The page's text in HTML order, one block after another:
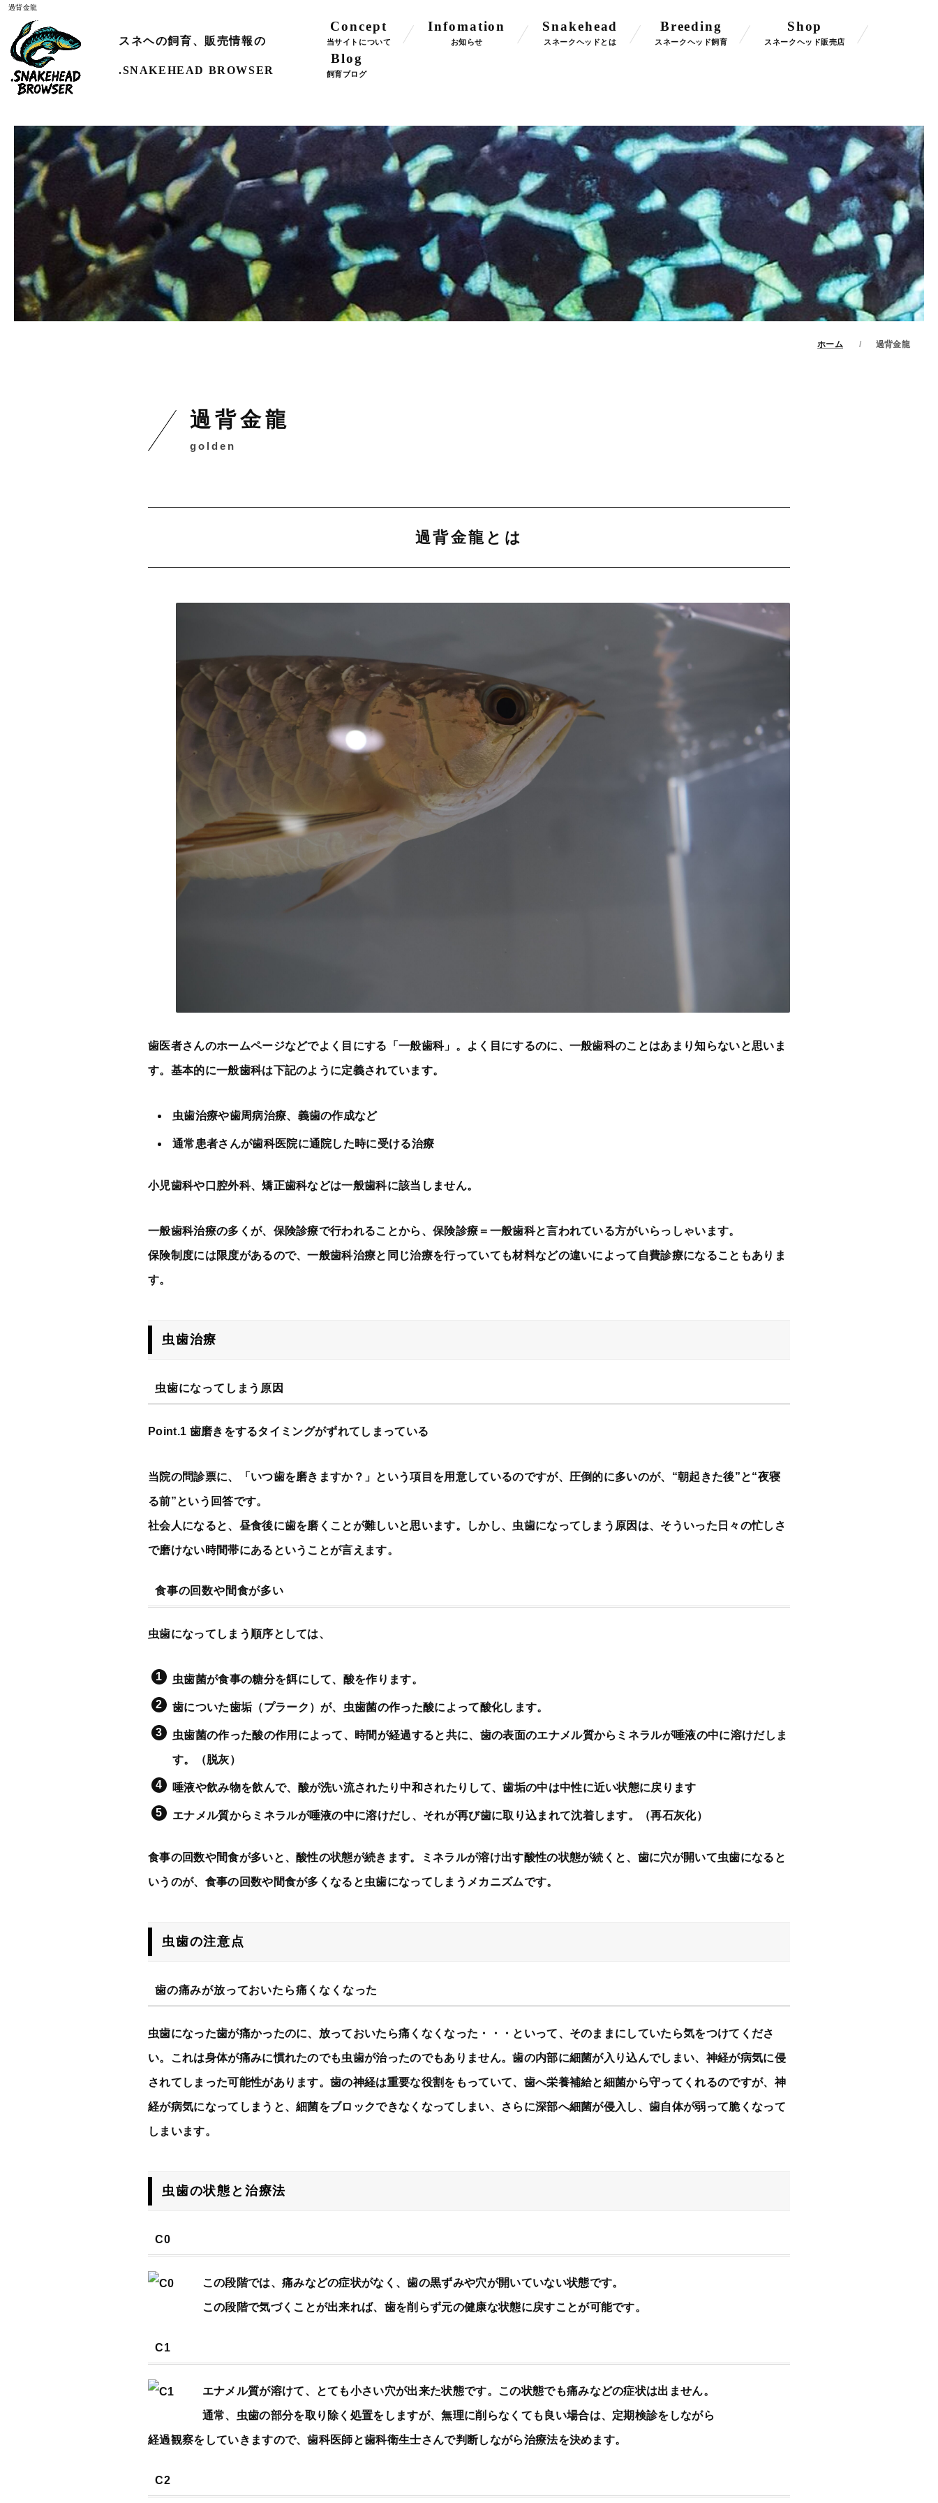
スネヘの飼育、販売情報の
.SNAKEHEAD BROWSER
Concept
当サイトについて
Infomation
お知らせ
Snakehead
スネークヘッドとは
Breeding
スネークヘッド飼育
Shop
スネークヘッド販売店
Blog
飼育ブログ
過背金龍
ホーム 過背金龍
過背金龍
golden
過背金龍とは
歯医者さんのホームページなどでよく目にする「一般歯科」。よく目にするのに、一般歯科のことはあまり知らないと思いま
す。基本的に一般歯科は下記のように定義されています。
虫歯治療や歯周病治療、義歯の作成など
通常患者さんが歯科医院に通院した時に受ける治療
小児歯科や口腔外科、矯正歯科などは一般歯科に該当しません。
一般歯科治療の多くが、保険診療で行われることから、保険診療＝一般歯科と言われている方がいらっしゃいます。
保険制度には限度があるので、一般歯科治療と同じ治療を行っていても材料などの違いによって自費診療になることもありま
す。
虫歯治療
虫歯になってしまう原因
Point.1 歯磨きをするタイミングがずれてしまっている
当院の問診票に、「いつ歯を磨きますか？」という項目を用意しているのですが、圧倒的に多いのが、“朝起きた後”と“夜寝
る前”という回答です。
社会人になると、昼食後に歯を磨くことが難しいと思います。しかし、虫歯になってしまう原因は、そういった日々の忙しさ
で磨けない時間帯にあるということが言えます。
食事の回数や間食が多い
虫歯になってしまう順序としては、
虫歯菌が食事の糖分を餌にして、酸を作ります。
歯についた歯垢（プラーク）が、虫歯菌の作った酸によって酸化します。
虫歯菌の作った酸の作用によって、時間が経過すると共に、歯の表面のエナメル質からミネラルが唾液の中に溶けだしま
す。（脱灰）
唾液や飲み物を飲んで、酸が洗い流されたり中和されたりして、歯垢の中は中性に近い状態に戻ります
エナメル質からミネラルが唾液の中に溶けだし、それが再び歯に取り込まれて沈着します。（再石灰化）
食事の回数や間食が多いと、酸性の状態が続きます。ミネラルが溶け出す酸性の状態が続くと、歯に穴が開いて虫歯になると
いうのが、食事の回数や間食が多くなると虫歯になってしまうメカニズムです。
虫歯の注意点
歯の痛みが放っておいたら痛くなくなった
虫歯になった歯が痛かったのに、放っておいたら痛くなくなった・・・といって、そのままにしていたら気をつけてくださ
い。これは身体が痛みに慣れたのでも虫歯が治ったのでもありません。歯の内部に細菌が入り込んでしまい、神経が病気に侵
されてしまった可能性があります。歯の神経は重要な役割をもっていて、歯へ栄養補給と細菌から守ってくれるのですが、神
経が病気になってしまうと、細菌をブロックできなくなってしまい、さらに深部へ細菌が侵入し、歯自体が弱って脆くなって
しまいます。
虫歯の状態と治療法
C0
この段階では、痛みなどの症状がなく、歯の黒ずみや穴が開いていない状態です。
この段階で気づくことが出来れば、歯を削らず元の健康な状態に戻すことが可能です。
C1
エナメル質が溶けて、とても小さい穴が出来た状態です。この状態でも痛みなどの症状は出ません。
通常、虫歯の部分を取り除く処置をしますが、無理に削らなくても良い場合は、定期検診をしながら
経過観察をしていきますので、歯科医師と歯科衛生士さんで判断しながら治療法を決めます。
C2